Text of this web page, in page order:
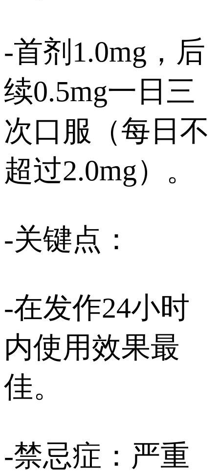
-首剂1.0mg，后
续0.5mg一日三
次口服（每日不
超过2.0mg）。
-关键点：
-在发作24小时
内使用效果最
佳。
-禁忌症：严重